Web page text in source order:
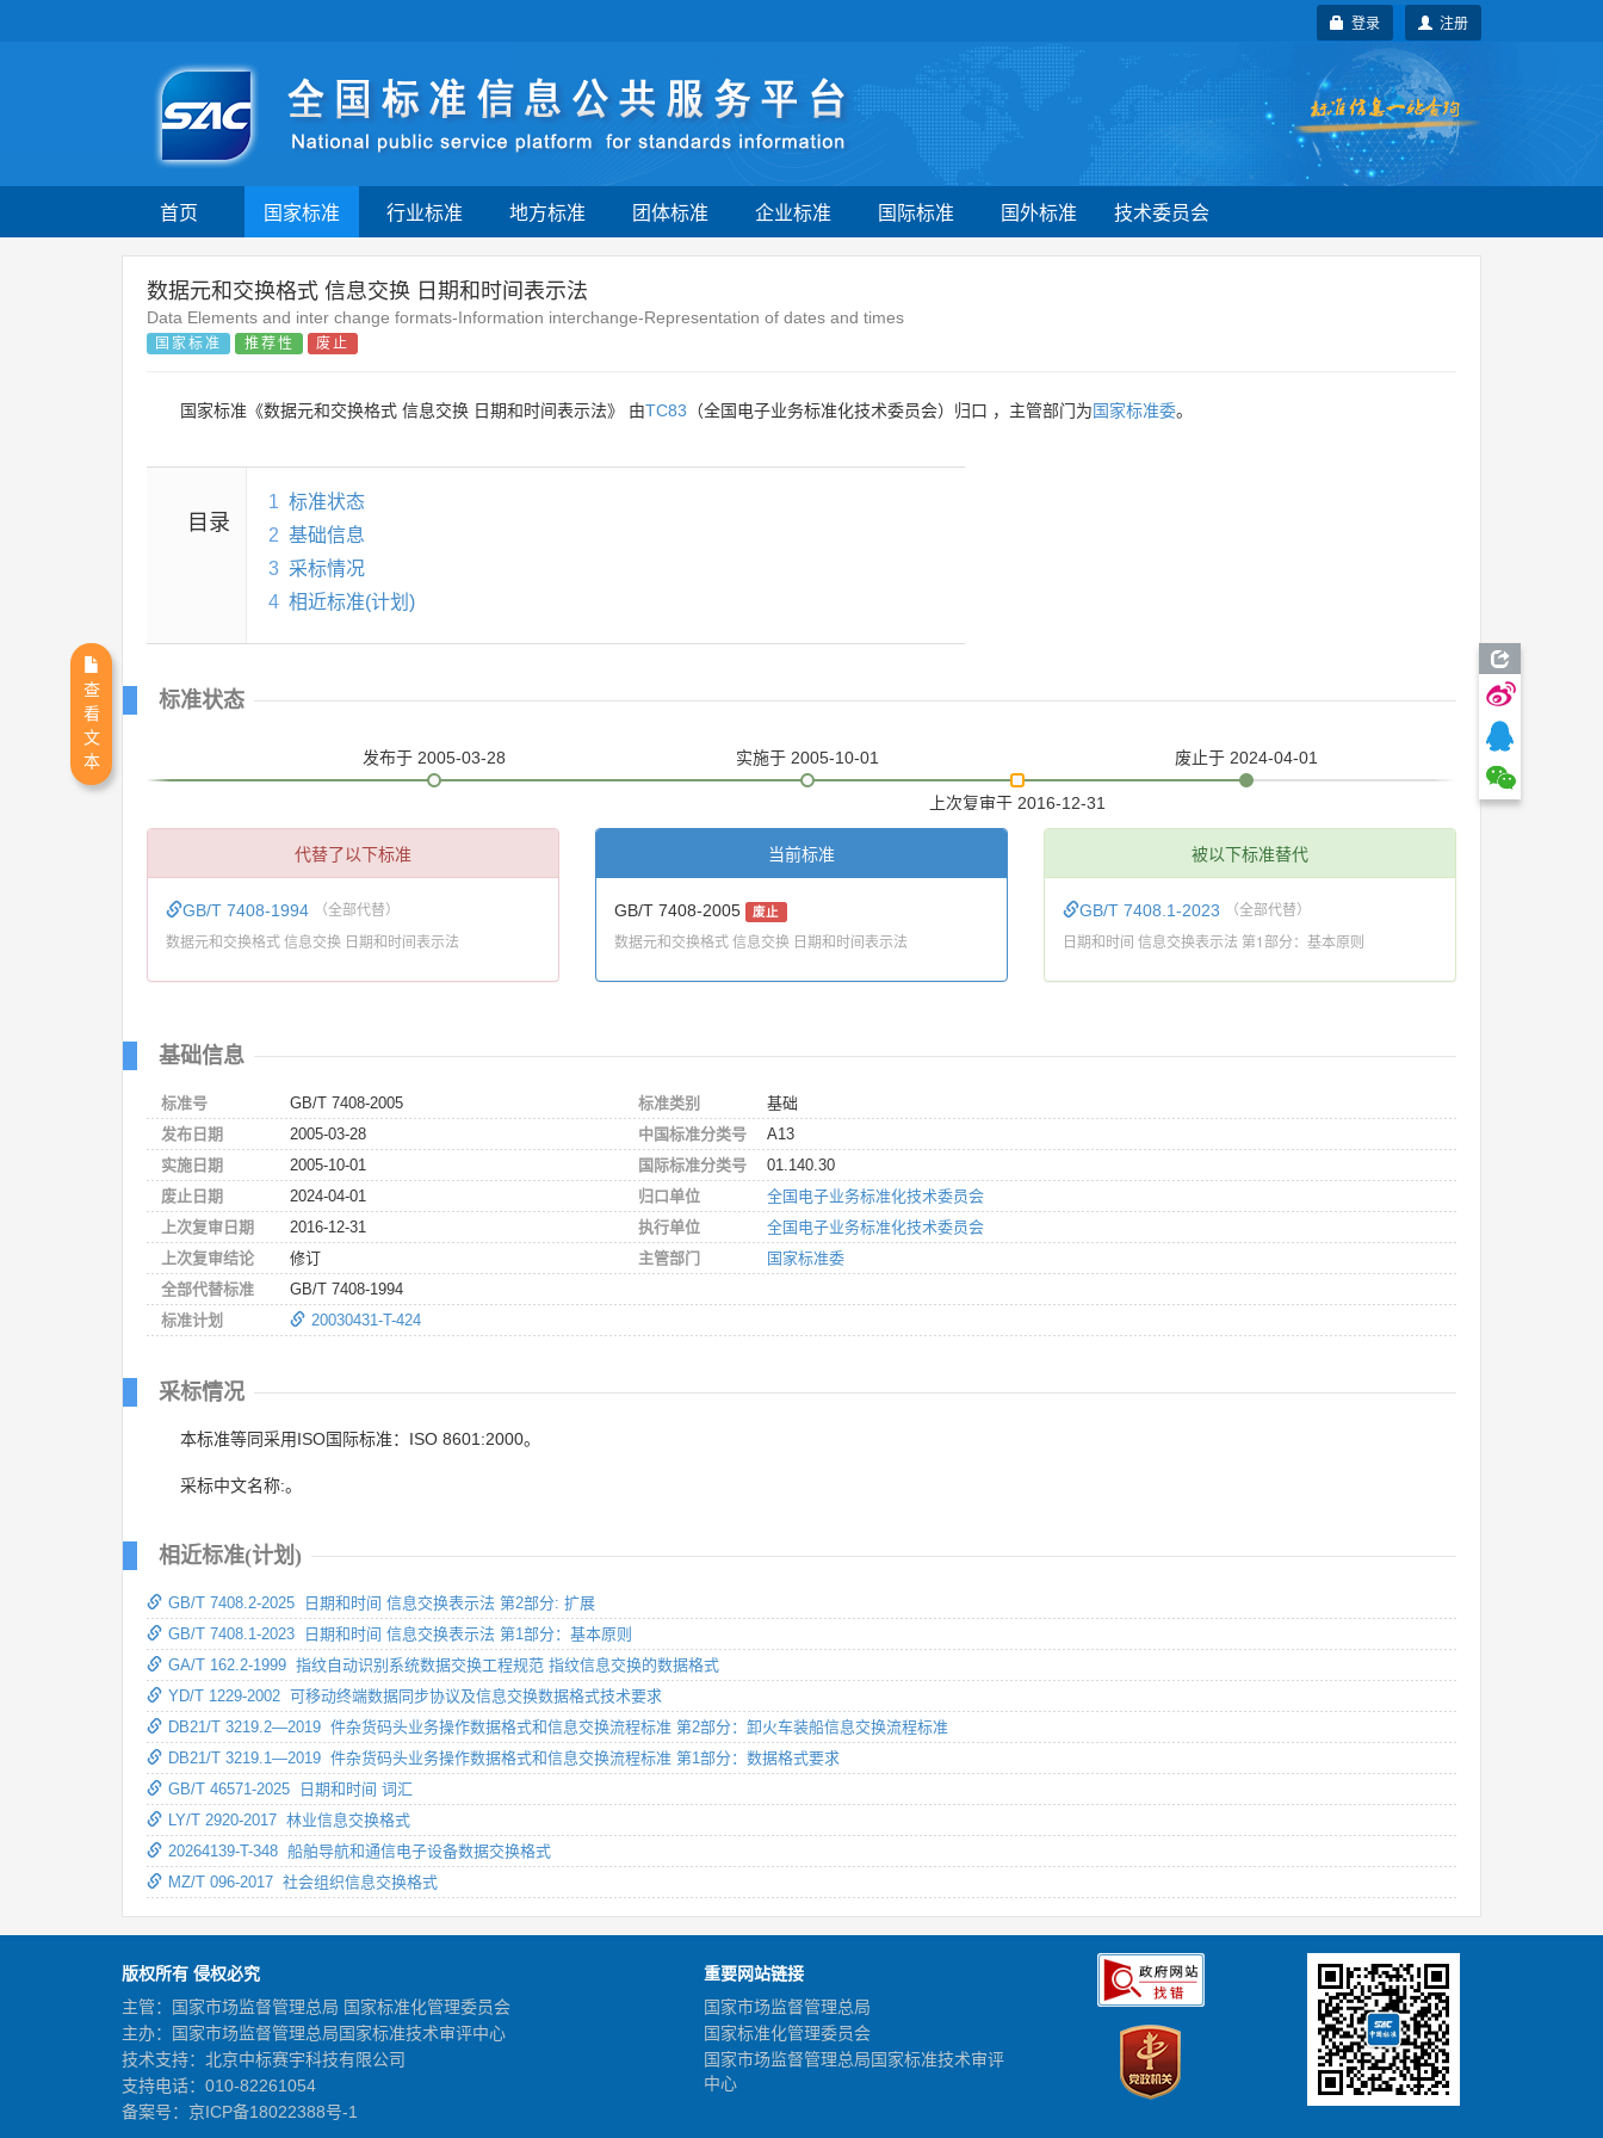
注册
登录
首页 国家标准 行业标准 地方标准 团体标准 企业标准 国际标准 国外标准 技术委员会
数据元和交换格式 信息交换 日期和时间表示法
Data Elements and inter change formats-Information interchange-Representation of dates and times
国家标准 推荐性 废止
国家标准《数据元和交换格式 信息交换 日期和时间表示法》 由TC83 （全国电子业务标准化技术委员会）归口 ，主管部门为国家标准委。
目录
1 标准状态
2 基础信息
3 采标情况
4 相近标准(计划)
标准状态
发布于 2005-03-28 实施于 2005-10-01
上次复审于 2016-12-31
废止于 2024-04-01
代替了以下标准
GB/T 7408-1994 （全部代替）
数据元和交换格式 信息交换 日期和时间表示法
当前标准
GB/T 7408-2005 废止
数据元和交换格式 信息交换 日期和时间表示法
被以下标准替代
GB/T 7408.1-2023 （全部代替）
日期和时间 信息交换表示法 第1部分：基本原则
基础信息
标准号
GB/T 7408-2005
发布日期
2005-03-28
实施日期
2005-10-01
废止日期
2024-04-01
上次复审日期
2016-12-31
上次复审结论
修订
全部代替标准
GB/T 7408-1994
标准计划
20030431-T-424
标准类别
基础
中国标准分类号
A13
国际标准分类号
01.140.30
归口单位
全国电子业务标准化技术委员会
执行单位
全国电子业务标准化技术委员会
主管部门
国家标准委
采标情况
本标准等同采用ISO国际标准：ISO 8601:2000。
采标中文名称:。
相近标准(计划)
GB/T 7408.2-2025 日期和时间 信息交换表示法 第2部分: 扩展
GB/T 7408.1-2023 日期和时间 信息交换表示法 第1部分：基本原则
GA/T 162.2-1999 指纹自动识别系统数据交换工程规范 指纹信息交换的数据格式
YD/T 1229-2002 可移动终端数据同步协议及信息交换数据格式技术要求
DB21/T 3219.2—2019 件杂货码头业务操作数据格式和信息交换流程标准 第2部分：卸火车装船信息交换流程标准
DB21/T 3219.1—2019 件杂货码头业务操作数据格式和信息交换流程标准 第1部分：数据格式要求
GB/T 46571-2025 日期和时间 词汇
LY/T 2920-2017 林业信息交换格式
20264139-T-348 船舶导航和通信电子设备数据交换格式
MZ/T 096-2017 社会组织信息交换格式
版权所有 侵权必究
主管：国家市场监督管理总局 国家标准化管理委员会
主办：国家市场监督管理总局国家标准技术审评中心
技术支持：北京中标赛宇科技有限公司
支持电话：010-82261054
备案号： 京ICP备18022388号-1
重要网站链接
国家市场监督管理总局
国家标准化管理委员会
国家市场监督管理总局国家标准技术审评
中心
查
看
文
本